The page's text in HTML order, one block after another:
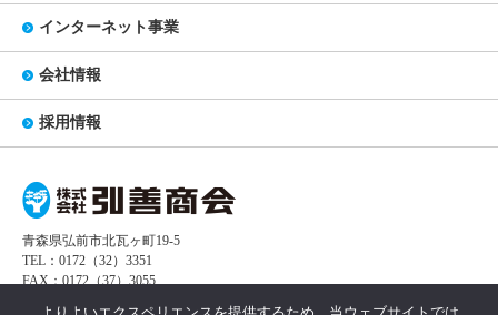
インターネット事業
会社情報
採用情報
青森県弘前市北瓦ヶ町19-5
TEL：0172（32）3351
FAX：0172（37）3055